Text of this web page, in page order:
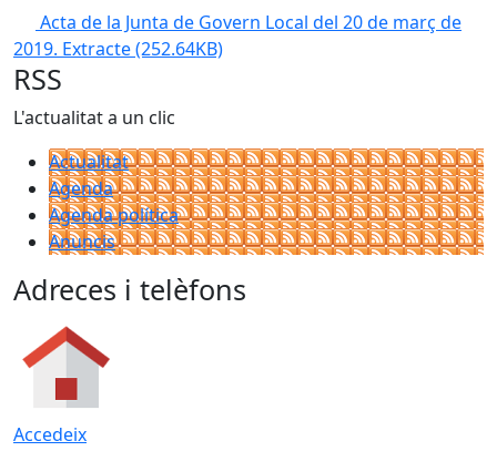
Acta de la Junta de Govern Local del 20 de març de
2019. Extracte(252.64KB)
RSS
L'actualitat a un clic
Actualitat
Agenda
Agenda política
Anuncis
Adreces i telèfons
Accedeix